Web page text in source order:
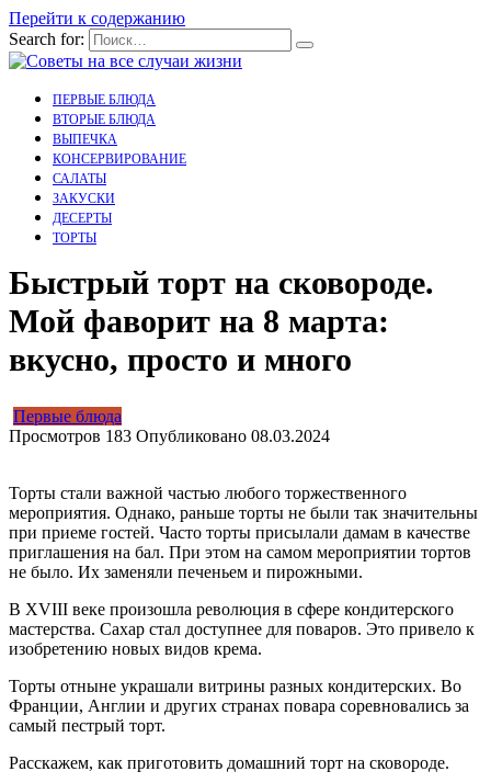
Перейти к содержанию
Search for:
ПЕРВЫЕ БЛЮДА
ВТОРЫЕ БЛЮДА
ВЫПЕЧКА
КОНСЕРВИРОВАНИЕ
САЛАТЫ
ЗАКУСКИ
ДЕСЕРТЫ
ТОРТЫ
Быстрый торт на сковороде.
Мой фаворит на 8 марта:
вкусно, просто и много
Первые блюда
Просмотров 183 Опубликовано 08.03.2024
Торты стали важной частью любого торжественного
мероприятия. Однако, раньше торты не были так значительны
при приеме гостей. Часто торты присылали дамам в качестве
приглашения на бал. При этом на самом мероприятии тортов
не было. Их заменяли печеньем и пирожными.
В XVIII веке произошла революция в сфере кондитерского
мастерства. Сахар стал доступнее для поваров. Это привело к
изобретению новых видов крема.
Торты отныне украшали витрины разных кондитерских. Во
Франции, Англии и других странах повара соревновались за
самый пестрый торт.
Расскажем, как приготовить домашний торт на сковороде.